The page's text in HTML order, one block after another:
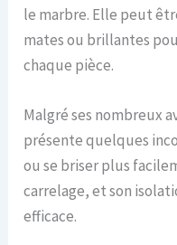
le marbre. Elle peut
mates ou brillantes
chaque pièce.
Malgré ses nombreux
présente quelques
ou se briser plus
carrelage, et son
efficace.